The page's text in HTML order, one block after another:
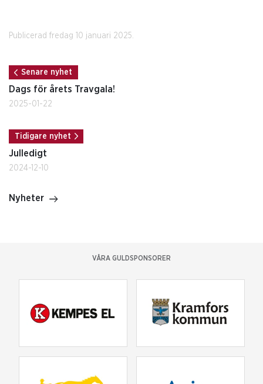
Publicerad fredag 10 januari 2025.
Senare nyhet
Dags för årets Travgala!
2025-01-22
Tidigare nyhet
Julledigt
2024-12-10
Nyheter
VÅRA GULDSPONSORER